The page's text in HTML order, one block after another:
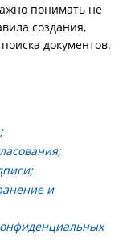
понимать не
создания,
документов.
и